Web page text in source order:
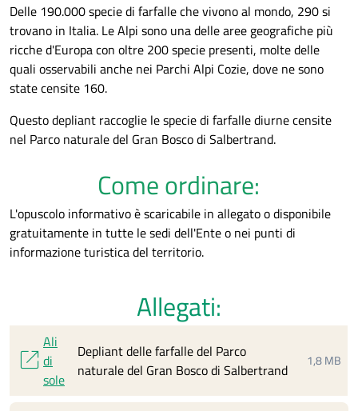
Delle 190.000 specie di farfalle che vivono al mondo, 290 si
trovano in Italia. Le Alpi sono una delle aree geografiche più
ricche d'Europa con oltre 200 specie presenti, molte delle
quali osservabili anche nei Parchi Alpi Cozie, dove ne sono
state censite 160.
Questo depliant raccoglie le specie di farfalle diurne censite
nel Parco naturale del Gran Bosco di Salbertrand.
Come ordinare:
L'opuscolo informativo è scaricabile in allegato o disponibile
gratuitamente in tutte le sedi dell'Ente o nei punti di
informazione turistica del territorio.
Allegati:
open_in_new
Ali
di
sole
Depliant delle farfalle del Parco
naturale del Gran Bosco di Salbertrand
1,8 MB